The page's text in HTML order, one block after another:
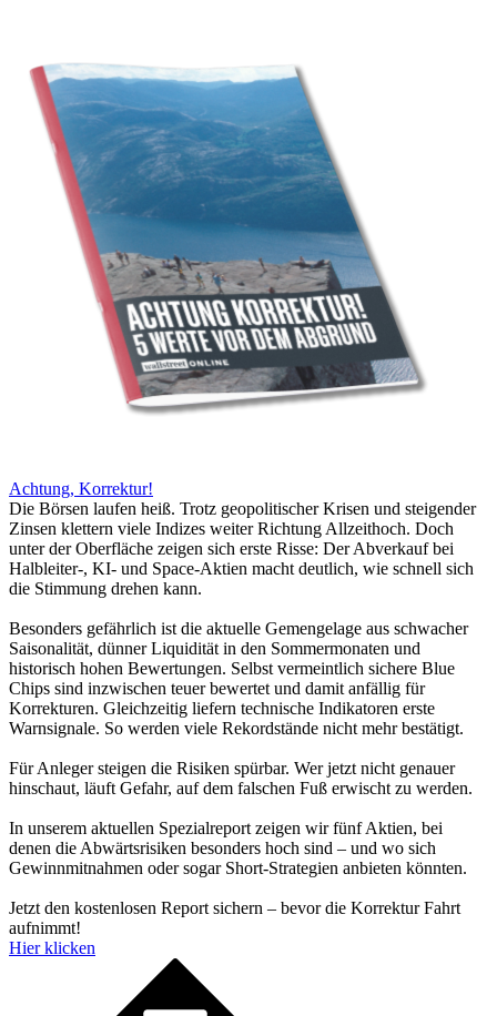
Achtung, Korrektur!
Die Börsen laufen heiß. Trotz geopolitischer Krisen und steigender
Zinsen klettern viele Indizes weiter Richtung Allzeithoch. Doch
unter der Oberfläche zeigen sich erste Risse: Der Abverkauf bei
Halbleiter-, KI- und Space-Aktien macht deutlich, wie schnell sich
die Stimmung drehen kann.
Besonders gefährlich ist die aktuelle Gemengelage aus schwacher
Saisonalität, dünner Liquidität in den Sommermonaten und
historisch hohen Bewertungen. Selbst vermeintlich sichere Blue
Chips sind inzwischen teuer bewertet und damit anfällig für
Korrekturen. Gleichzeitig liefern technische Indikatoren erste
Warnsignale. So werden viele Rekordstände nicht mehr bestätigt.
Für Anleger steigen die Risiken spürbar. Wer jetzt nicht genauer
hinschaut, läuft Gefahr, auf dem falschen Fuß erwischt zu werden.
In unserem aktuellen Spezialreport zeigen wir fünf Aktien, bei
denen die Abwärtsrisiken besonders hoch sind – und wo sich
Gewinnmitnahmen oder sogar Short-Strategien anbieten könnten.
Jetzt den kostenlosen Report sichern – bevor die Korrektur Fahrt
aufnimmt!
Hier klicken